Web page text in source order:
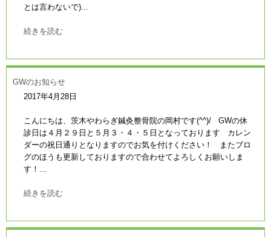
とは言わないで)...
続きを読む
GWのお知らせ
2017年4月28日
こんにちは、茨木やわらぎ鍼灸整骨院の岡村です(^^)/ GWの休
診日は４月２９日と５月３・４・５日となっております カレン
ダーの祝日通りとなりますのでお気を付けください！ またブロ
グのほうも更新しておりますので合わせてよろしくお願いしま
す！...
続きを読む